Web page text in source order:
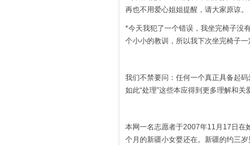
再也不用爱心姐姐提醒，请大家原谅。
*今天我犯了一个错误，我坐完椅子没
个小小的教训，所以我下次坐完椅子
我们不禁要问：任何一个真正具备起
如此“处理”这些本应得到更多理解和关
本网一名志愿者于2007年11月17日在
个月的新疆小女婴还在。新疆的约三